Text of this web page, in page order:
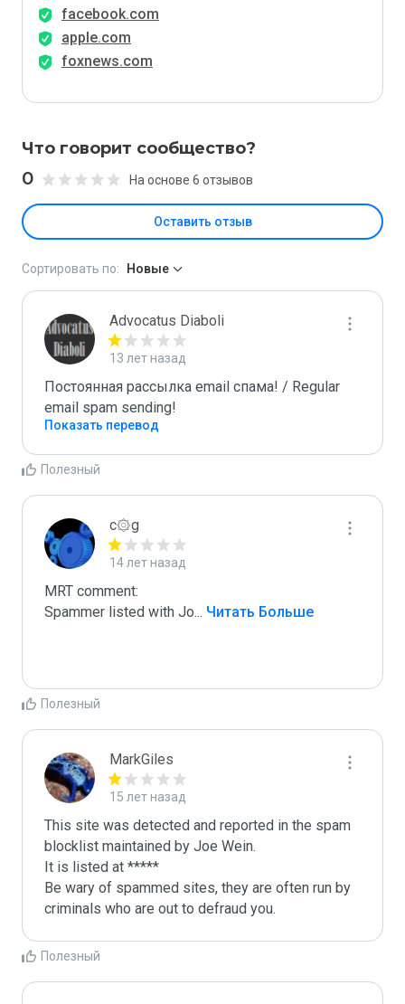
facebook.com
apple.com
foxnews.com
Что говорит сообщество?
0 На основе 6 отзывов
Оставить отзыв
Сортировать по: Новые
Advocatus Diaboli
13 лет назад
Постоянная рассылка email спама! / Regular
email spam sending!
Показать перевод
Полезный
c۞g
14 лет назад
MRT comment:
Spammer listed with Jo... Читать Больше
Полезный
MarkGiles
15 лет назад
This site was detected and reported in the spam
blocklist maintained by Joe Wein.
It is listed at *****
Be wary of spammed sites, they are often run by
criminals who are out to defraud you.
Полезный